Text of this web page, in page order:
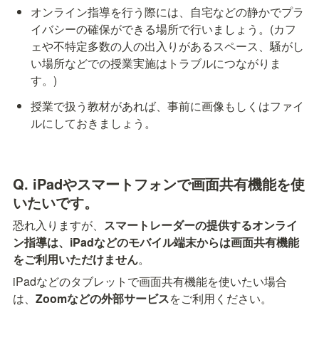
オンライン指導を行う際には、自宅などの静かでプラ
イバシーの確保ができる場所で行いましょう。(カフ
ェや不特定多数の人の出入りがあるスペース、騒がし
い場所などでの授業実施はトラブルにつながりま
す。)
授業で扱う教材があれば、事前に画像もしくはファイ
ルにしておきましょう。
Q. iPadやスマートフォンで画面共有機能を使
いたいです。
恐れ入りますが、 スマートレーダーの提供するオンライ
ン指導は、iPadなどのモバイル端末からは画面共有機能
をご利用いただけません。
iPadなどのタブレットで画面共有機能を使いたい場合
は、 Zoomなどの外部サービスをご利用ください。